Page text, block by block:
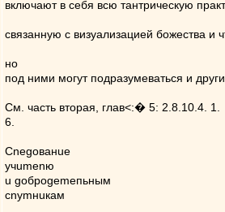
включают в себя всю тантрическую
связанную с визуализацией божества и
но
под ними могут подразумеваться и
См. часть вторая, глав<:� 5: 2.8.10.4. 1.
6.
Cnegoвaнue
yчumenю
u gоброgеmепьным
сnуmнuкам